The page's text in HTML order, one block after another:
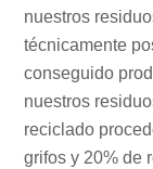
nuestros
técnicamente
conseguido
nuestros
reciclado
grifos y 20% de